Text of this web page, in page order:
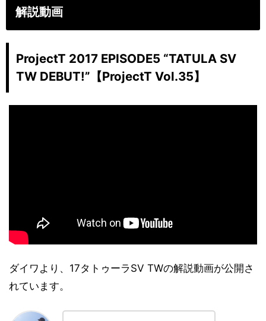
解説動画
ProjectT 2017 EPISODE5 “TATULA SV
TW DEBUT!”【ProjectT Vol.35】
ダイワより、17タトゥーラSV TWの解説動画が公開さ
れています。